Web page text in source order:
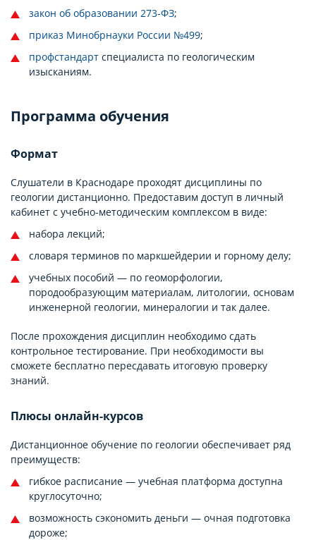
закон об образовании 273-ФЗ;
приказ Минобрнауки России №499;
профстандарт специалиста по геологическим
изысканиям.
Программа обучения
Формат
Слушатели в Краснодаре проходят дисциплины по
геологии дистанционно. Предоставим доступ в личный
кабинет с учебно-методическим комплексом в виде:
набора лекций;
словаря терминов по маркшейдерии и горному делу;
учебных пособий — по геоморфологии,
породообразующим материалам, литологии, основам
инженерной геологии, минералогии и так далее.
После прохождения дисциплин необходимо сдать
контрольное тестирование. При необходимости вы
сможете бесплатно пересдавать итоговую проверку
знаний.
Плюсы онлайн-курсов
Дистанционное обучение по геологии обеспечивает ряд
преимуществ:
гибкое расписание — учебная платформа доступна
круглосуточно;
возможность сэкономить деньги — очная подготовка
дороже;